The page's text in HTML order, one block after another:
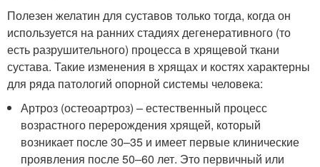
Полезен желатин для суставов только тогда, когда он
используется на ранних стадиях дегенеративного (то
есть разрушительного) процесса в хрящевой ткани
сустава. Такие изменения в хрящах и костях характерны
для ряда патологий опорной системы человека:
Артроз (остеоартроз) – естественный процесс
возрастного перерождения хрящей, который
возникает после 30–35 и имеет первые клинические
проявления после 50–60 лет. Это первичный или